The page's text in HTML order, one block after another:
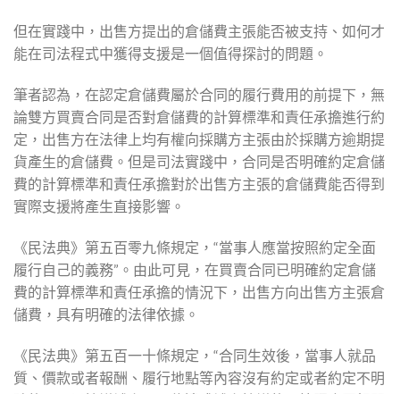
但在實踐中，出售方提出的倉儲費主張能否被支持、如何才
能在司法程式中獲得支援是一個值得探討的問題。
筆者認為，在認定倉儲費屬於合同的履行費用的前提下，無
論雙方買賣合同是否對倉儲費的計算標準和責任承擔進行約
定，出售方在法律上均有權向採購方主張由於採購方逾期提
貨產生的倉儲費。但是司法實踐中，合同是否明確約定倉儲
費的計算標準和責任承擔對於出售方主張的倉儲費能否得到
實際支援將產生直接影響。
《民法典》第五百零九條規定，“當事人應當按照約定全面
履行自己的義務”。由此可見，在買賣合同已明確約定倉儲
費的計算標準和責任承擔的情況下，出售方向出售方主張倉
儲費，具有明確的法律依據。
《民法典》第五百一十條規定，“合同生效後，當事人就品
質、價款或者報酬、履行地點等內容沒有約定或者約定不明